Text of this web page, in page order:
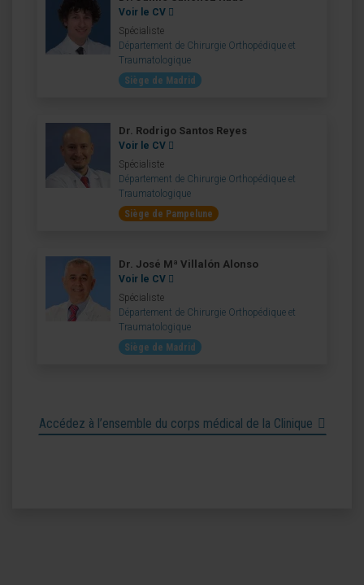
Voir le CV
Spécialiste
Département de Chirurgie Orthopédique et
Traumatologique
Siège de Madrid
Dr. Rodrigo Santos Reyes
Voir le CV
Spécialiste
Département de Chirurgie Orthopédique et
Traumatologique
Siège de Pampelune
Dr. José Mª Villalón Alonso
Voir le CV
Spécialiste
Département de Chirurgie Orthopédique et
Traumatologique
Siège de Madrid
Accédez à l’ensemble du corps médical de la Clinique